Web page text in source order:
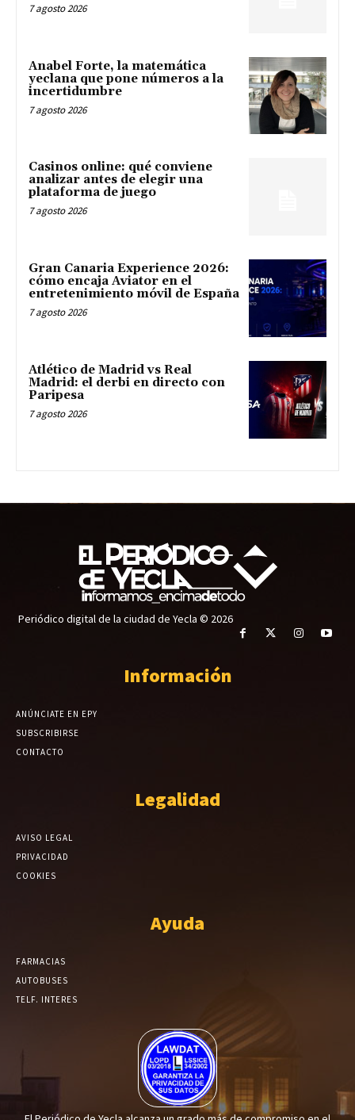
7 agosto 2026
Anabel Forte, la matemática
yeclana que pone números a la
incertidumbre
7 agosto 2026
Casinos online: qué conviene
analizar antes de elegir una
plataforma de juego
7 agosto 2026
Gran Canaria Experience 2026:
cómo encaja Aviator en el
entretenimiento móvil de España
7 agosto 2026
Atlético de Madrid vs Real
Madrid: el derbi en directo con
Paripesa
7 agosto 2026
Periódico digital de la ciudad de Yecla © 2026
Información
ANÚNCIATE EN EPY
SUBSCRIBIRSE
CONTACTO
Legalidad
AVISO LEGAL
PRIVACIDAD
COOKIES
Ayuda
FARMACIAS
AUTOBUSES
TELF. INTERES